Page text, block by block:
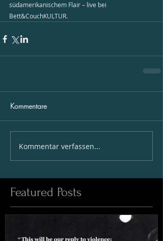
südamerikanischem Flair – live bei
Bett&CouchKULTUR.
Kommentare
Kommentar verfassen...
Featured Posts